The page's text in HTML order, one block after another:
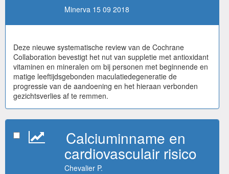
Minerva 15 09 2018
Deze nieuwe systematische review van de Cochrane
Collaboration bevestigt het nut van suppletie met antioxidant
vitaminen en mineralen om bij personen met beginnende en
matige leeftijdsgebonden maculatiedegeneratie de
progressie van de aandoening en het hieraan verbonden
gezichtsverlies af te remmen.
Calciuminname en
cardiovasculair risico
Chevalier P.